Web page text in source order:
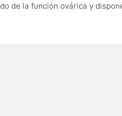
de la función ovárica y